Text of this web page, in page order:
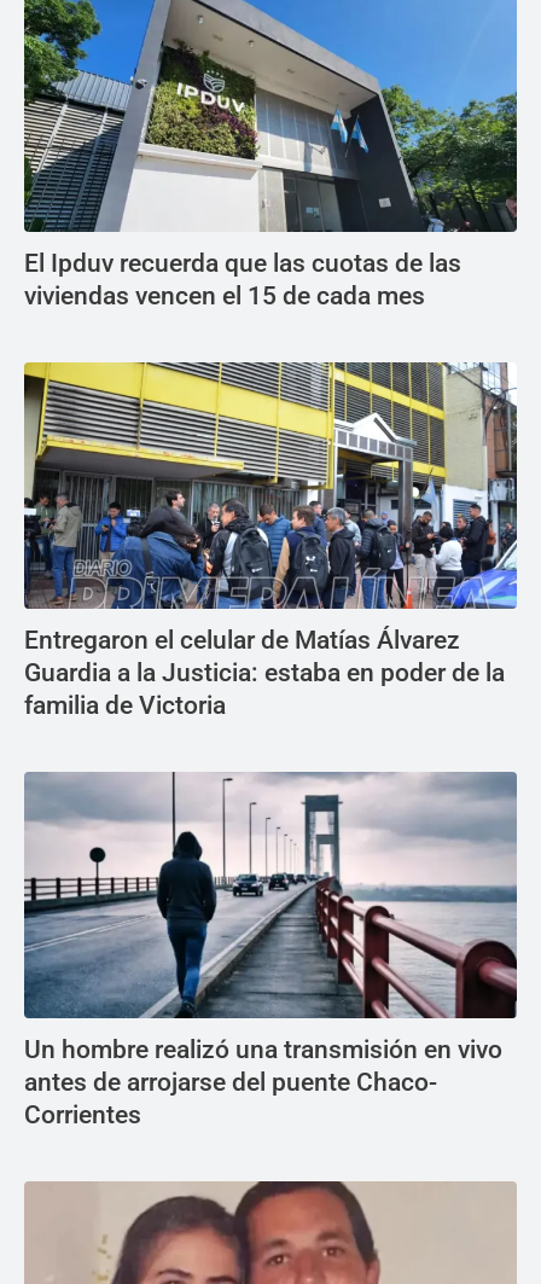
El Ipduv recuerda que las cuotas de las
viviendas vencen el 15 de cada mes
Entregaron el celular de Matías Álvarez
Guardia a la Justicia: estaba en poder de la
familia de Victoria
Un hombre realizó una transmisión en vivo
antes de arrojarse del puente Chaco-
Corrientes